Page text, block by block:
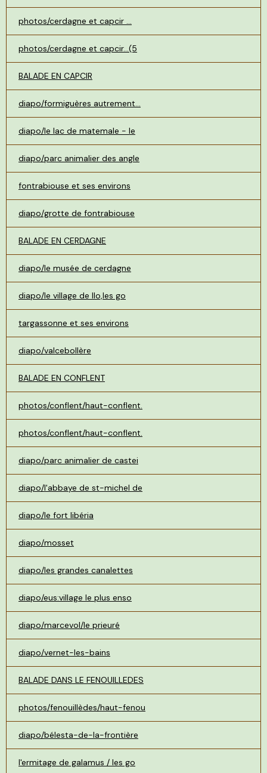
photos/cerdagne et capcir ...
photos/cerdagne et capcir...(5
BALADE EN CAPCIR
diapo/formiguères autrement...
diapo/le lac de matemale - le
diapo/parc animalier des angle
fontrabiouse et ses environs
diapo/grotte de fontrabiouse
BALADE EN CERDAGNE
diapo/le musée de cerdagne
diapo/le village de llo,les go
targassonne et ses environs
diapo/valcebollère
BALADE EN CONFLENT
photos/conflent/haut-conflent.
photos/conflent/haut-conflent.
diapo/parc animalier de castei
diapo/l'abbaye de st-michel de
diapo/le fort libéria
diapo/mosset
diapo/les grandes canalettes
diapo/eus:village le plus enso
diapo/marcevol/le prieuré
diapo/vernet-les-bains
BALADE DANS LE FENOUILLEDES
photos/fenouillèdes/haut-fenou
diapo/bélesta-de-la-frontière
l'ermitage de galamus / les go